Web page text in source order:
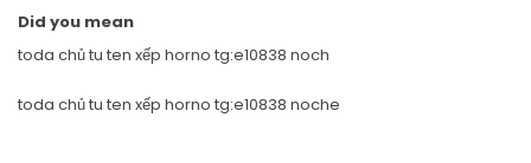
Did you mean
toda chủ tu ten xếp horno tg:e10838 noch
toda chủ tu ten xếp horno tg:e10838 noche